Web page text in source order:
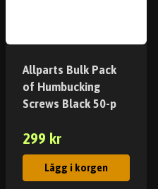
Allparts Bulk Pack
of Humbucking
Screws Black 50-p
299 kr
Lägg i korgen